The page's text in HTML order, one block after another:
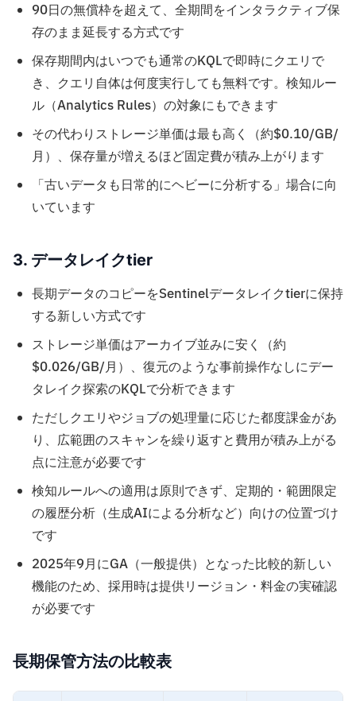
90日の無償枠を超えて、全期間をインタラクティブ保
存のまま延長する方式です
保存期間内はいつでも通常のKQLで即時にクエリで
き、クエリ自体は何度実行しても無料です。検知ルー
ル（Analytics Rules）の対象にもできます
その代わりストレージ単価は最も高く（約$0.10/GB/
月）、保存量が増えるほど固定費が積み上がります
「古いデータも日常的にヘビーに分析する」場合に向
いています
3. データレイクtier
長期データのコピーをSentinelデータレイクtierに保持
する新しい方式です
ストレージ単価はアーカイブ並みに安く（約
$0.026/GB/月）、復元のような事前操作なしにデー
タレイク探索のKQLで分析できます
ただしクエリやジョブの処理量に応じた都度課金があ
り、広範囲のスキャンを繰り返すと費用が積み上がる
点に注意が必要です
検知ルールへの適用は原則できず、定期的・範囲限定
の履歴分析（生成AIによる分析など）向けの位置づけ
です
2025年9月にGA（一般提供）となった比較的新しい
機能のため、採用時は提供リージョン・料金の実確認
が必要です
長期保管方法の比較表